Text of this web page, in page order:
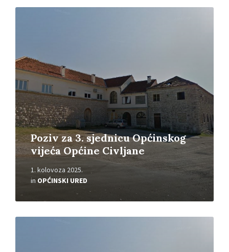
Poziv za 3. sjednicu Općinskog
vijeća Općine Civljane
1. kolovoza 2025.
in OPĆINSKI URED
Read
Read